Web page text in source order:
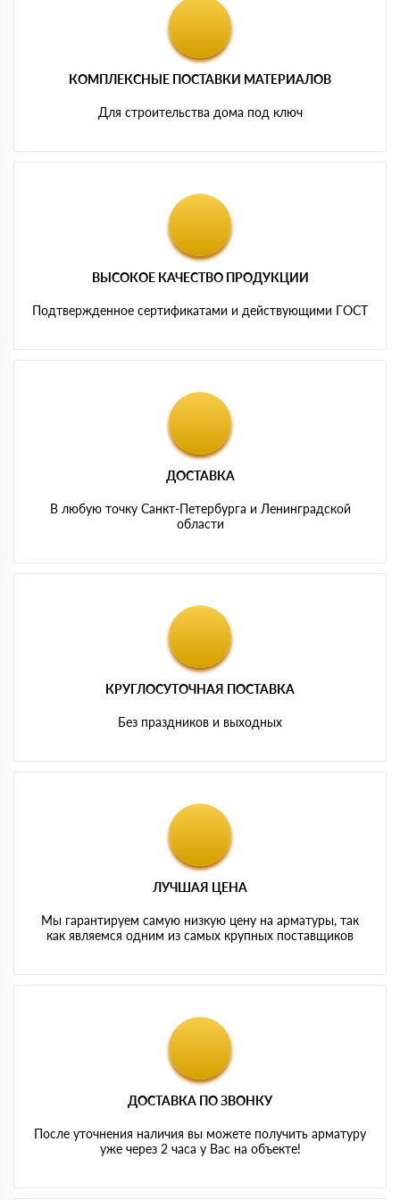
КОМПЛЕКСНЫЕ ПОСТАВКИ МАТЕРИАЛОВ
Для строительства дома под ключ
ВЫСОКОЕ КАЧЕСТВО ПРОДУКЦИИ
Подтвержденное сертификатами и действующими ГОСТ
ДОСТАВКА
В любую точку Санкт-Петербурга и Ленинградской
области
КРУГЛОСУТОЧНАЯ ПОСТАВКА
Без праздников и выходных
ЛУЧШАЯ ЦЕНА
Мы гарантируем самую низкую цену на арматуры, так
как являемся одним из самых крупных поставщиков
ДОСТАВКА ПО ЗВОНКУ
После уточнения наличия вы можете получить арматуру
уже через 2 часа у Вас на объекте!